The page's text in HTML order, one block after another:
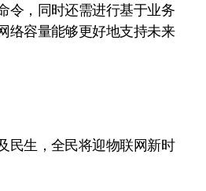
令，同时还需进行基于业务
络容量能够更好地支持未来
民生，全民将迎物联网新时